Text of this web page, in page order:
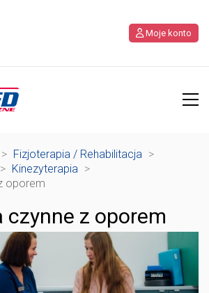
Moje konto
> Fizjoterapia / Rehabilitacja >
> Kinezyterapia >
oporem
czynne z oporem